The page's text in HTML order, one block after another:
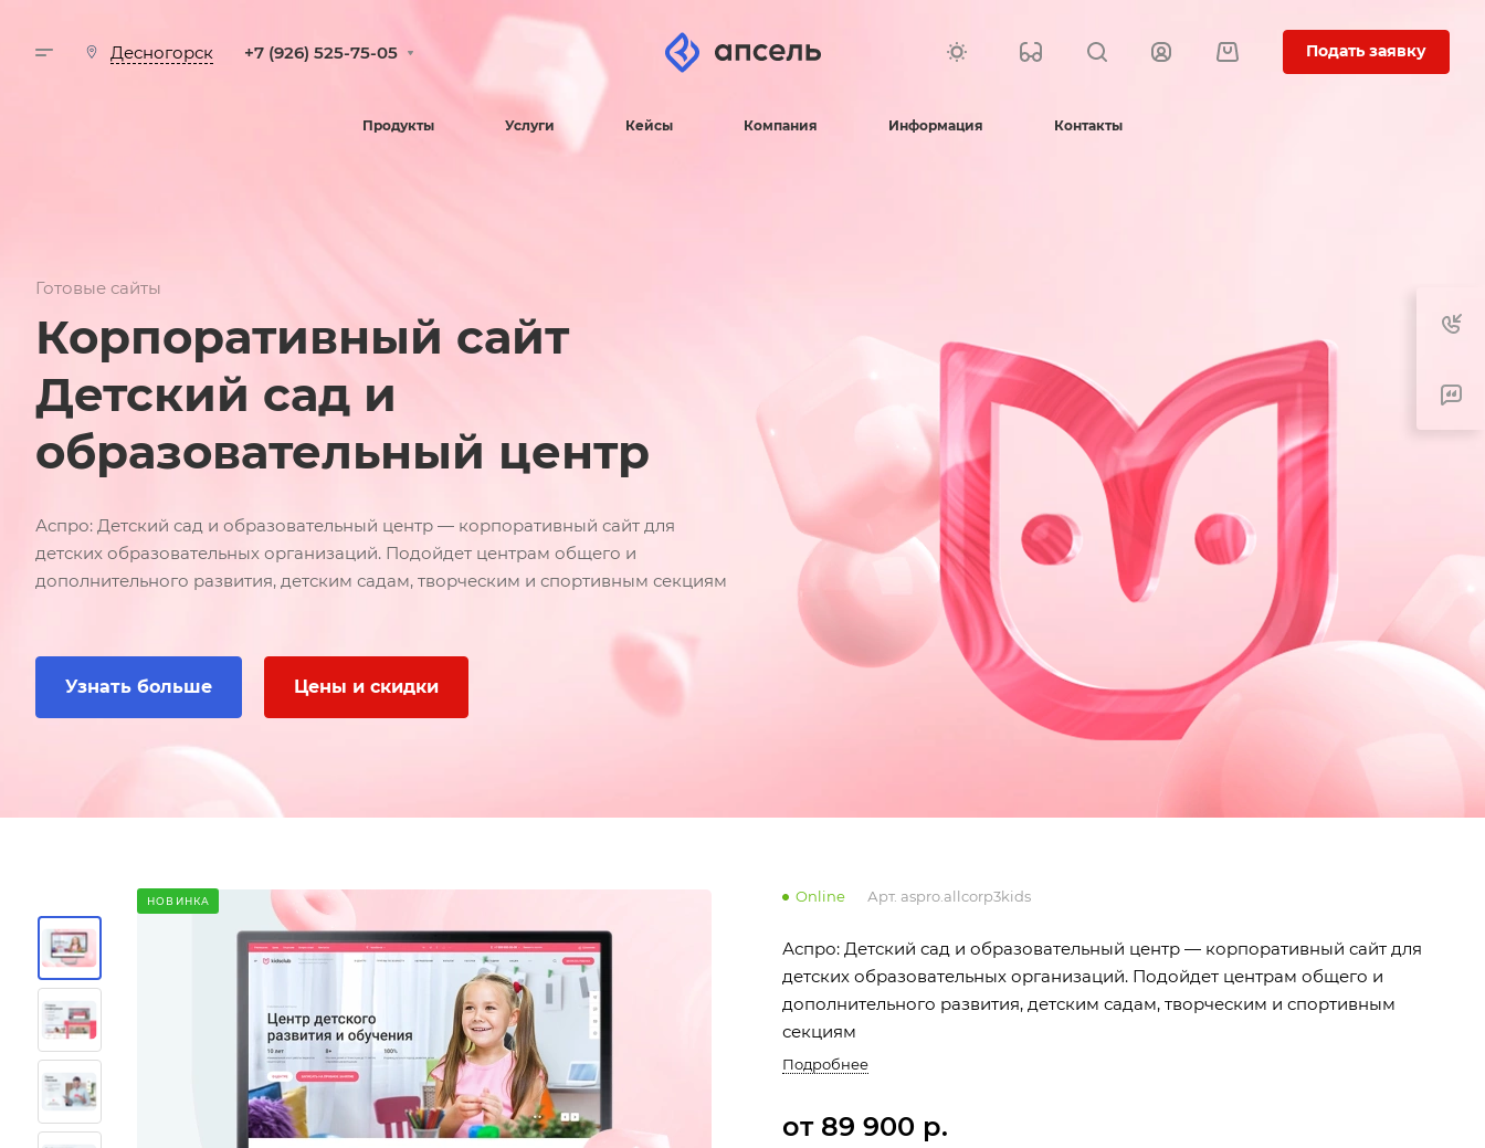
Десногорск +7 (926) 525-75-05 Подать заявку
Продукты Услуги Кейсы Компания Информация Контакты
Готовые сайты
Корпоративный сайт
Детский сад и
образовательный центр
Аспро: Детский сад и образовательный центр — корпоративный сайт для
детских образовательных организаций. Подойдет центрам общего и
дополнительного развития, детским садам, творческим и спортивным секциям
Узнать больше Цены и скидки
НОВИНКА Online Арт. aspro.allcorp3kids
Аспро: Детский сад и образовательный центр — корпоративный сайт для
детских образовательных организаций. Подойдет центрам общего и
дополнительного развития, детским садам, творческим и спортивным
секциям
Подробнее
от 89 900 р.